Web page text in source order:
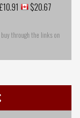
$20.67
through the links on